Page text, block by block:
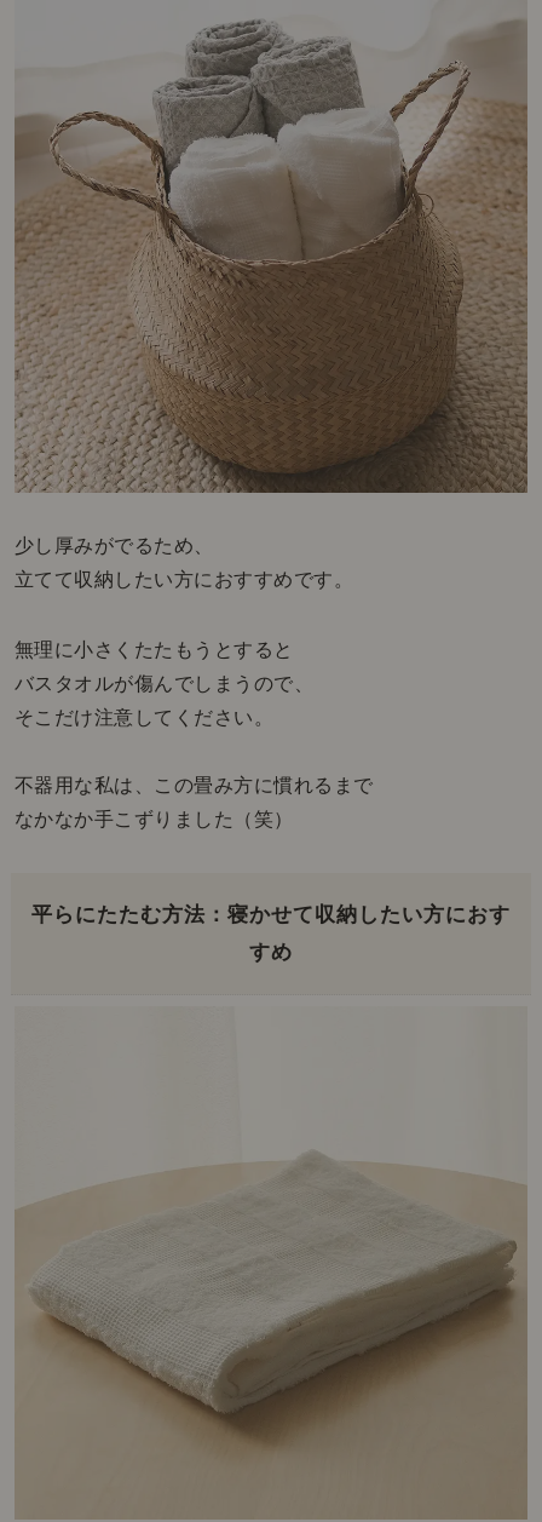
少し厚みがでるため、
立てて収納したい方におすすめです。
無理に小さくたたもうとすると
バスタオルが傷んでしまうので、
そこだけ注意してください。
不器用な私は、この畳み方に慣れるまで
なかなか手こずりました（笑）
平らにたたむ方法：寝かせて収納したい方におす
すめ